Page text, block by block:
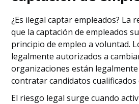
¿Es ilegal captar empleados? La
que la captación de empleados
principio de empleo a voluntad.
legalmente autorizados a
organizaciones están
contratar candidatos cualificados
El riesgo legal surge cuando